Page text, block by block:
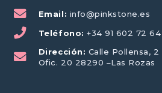
Email: info@pinkstone.es
Teléfono: +34 91 602 72 64
Dirección: Calle Pollensa,
Ofic. 20 28290 –Las Rozas